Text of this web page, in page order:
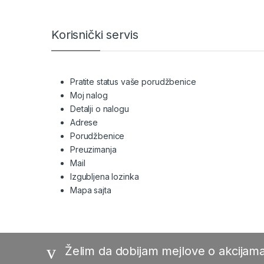
Brands Carousel
Korisnički servis
Pratite status vaše porudžbenice
Moj nalog
Detalji o nalogu
Adrese
Porudžbenice
Preuzimanja
Mail
Izgubljena lozinka
Mapa sajta
Želim da dobijam mejlove o